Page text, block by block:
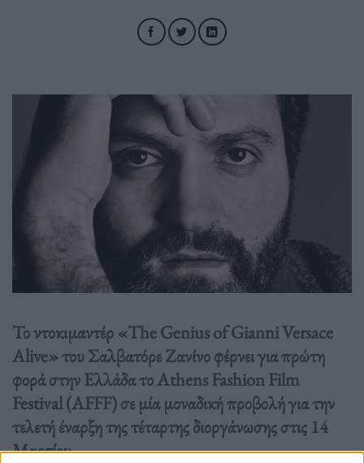
Το ντοκιμαντέρ «The Genius of Gianni Versace
Alive» του Σαλβατόρε Ζανίνο φέρνει για πρώτη
φορά στην Ελλάδα το Athens Fashion Film
Festival (AFFF) σε μία μοναδική προβολή για την
τελετή έναρξη της τέταρτης διοργάνωσης στις 14
Μαρτίου